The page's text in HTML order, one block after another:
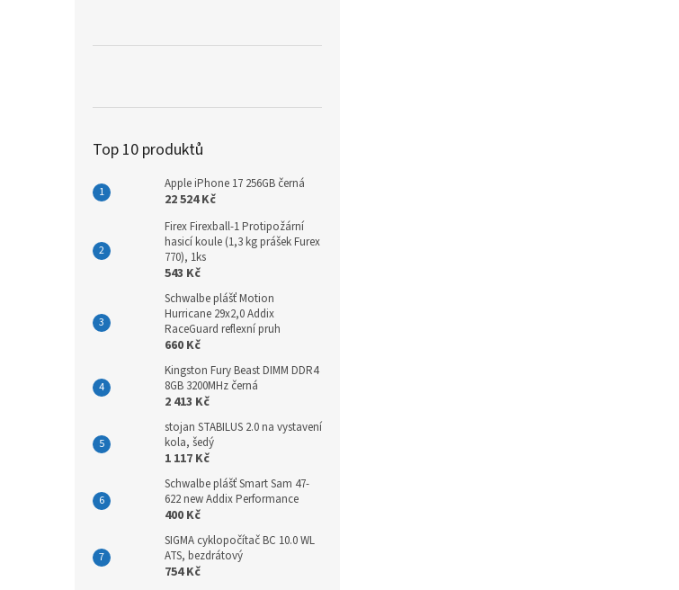
Top 10 produktů
Apple iPhone 17 256GB černá
22 524 Kč
Firex Firexball-1 Protipožární
hasicí koule (1,3 kg prášek Furex
770), 1ks
543 Kč
Schwalbe plášť Motion
Hurricane 29x2,0 Addix
RaceGuard reflexní pruh
660 Kč
Kingston Fury Beast DIMM DDR4
8GB 3200MHz černá
2 413 Kč
stojan STABILUS 2.0 na vystavení
kola, šedý
1 117 Kč
Schwalbe plášť Smart Sam 47-
622 new Addix Performance
400 Kč
SIGMA cyklopočítač BC 10.0 WL
ATS, bezdrátový
754 Kč